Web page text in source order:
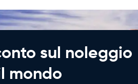
sul noleggio
mondo